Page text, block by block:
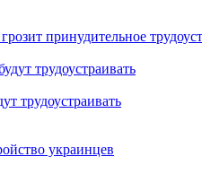
принудительное
трудоустраивать
украинцев